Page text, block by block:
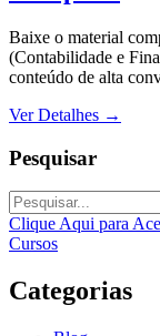
Baixe o material
(Contabilidade e
conteúdo de alta
Ver Detalhes →
Pesquisar
Clique Aqui para
Cursos
Categorias